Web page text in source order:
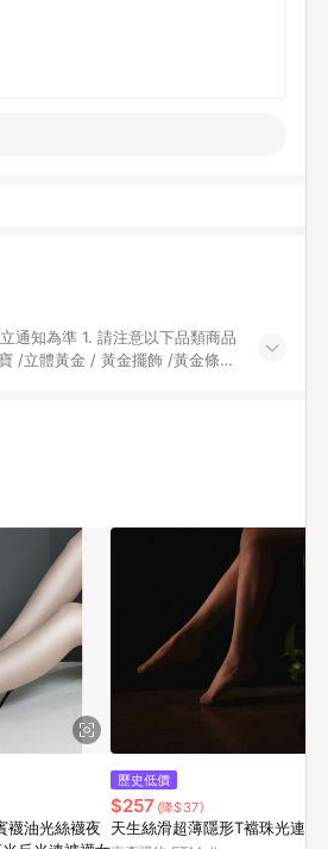
下品類商品
/立體黃金 / 黃金擺飾 /黃金條
稱者(指定活動店家除外) 3. 訂
襪油光絲襪夜
歷史低價
$257 (降$37)
天生絲滑超薄隱形T襠珠光連褲襪